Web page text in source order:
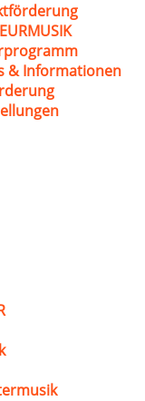
& Informationen